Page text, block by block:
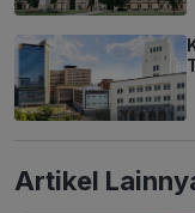
Artikel